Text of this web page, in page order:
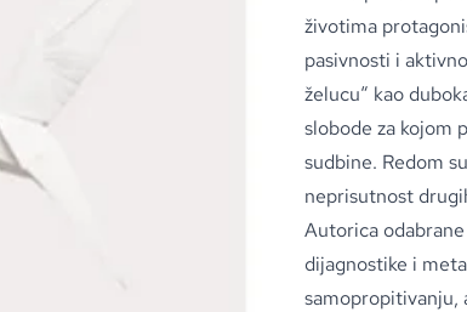
životima
pasivnosti i
želucu“ kao
slobode za kojom
sudbine. Redom
neprisutnost
Autorica
dijagnostike i
samopropitivanju,